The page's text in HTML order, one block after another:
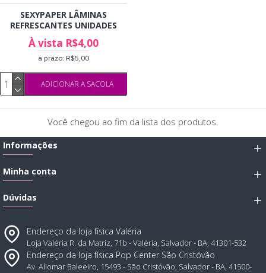
SEXYPAPER LÂMINAS
REFRESCANTES UNIDADES
À vista R$4,00
a prazo: R$5,00
ADICIONAR A SACOLA
Você chegou ao fim da lista dos produtos.
Informações
Minha conta
Dúvidas
Endereço da loja física Valéria
Loja Valéria R. da Matriz, 71b - Valéria, Salvador - BA, 41301-532
Endereço da loja física Pop Center São Cristóvão
Av. Aliomar Baleeiro, 15493 - São Cristóvão, Salvador - BA, 41500-